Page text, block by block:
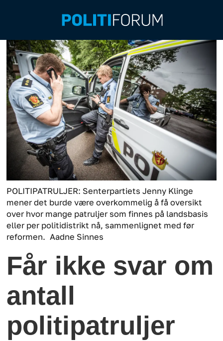
POLITIPATRULJER: Senterpartiets Jenny Klinge
mener det burde være overkommelig å få oversikt
over hvor mange patruljer som finnes på landsbasis
eller per politidistrikt nå, sammenlignet med før
reformen. Aadne Sinnes
Får ikke svar om
antall
politipatruljer